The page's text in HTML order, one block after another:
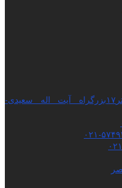
آدرس دفتر مرکزی:تهران-کیلومتر۱۷بزرگراه آیت اله سعیدی-